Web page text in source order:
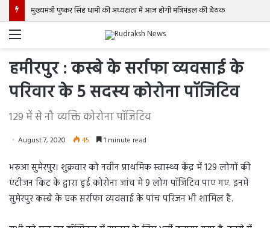
मुख्यमंत्री पुष्कर सिंह धामी की अध्यक्षता में आज होगी मंत्रिमंडल की बैठक
Menu
हमीरपुर : कस्बे के सर्राफा व्यवसाई के
परिवार के 5 सदस्य कोरोना पॉजिटिव
129 में से नौ व्यक्ति कोरोना पॉजिटिव
August 7, 2020 45 1 minute read
भरुआ सुमेरपुर। शुक्रवार को नवीन प्राथमिक स्वास्थ्य केंद्र में 129 लोगों की
एंटीजन किट के द्वारा हुई कोरोना जांच मे 9 लोग पॉजिटिव पाए गए. इनमें
सुमेरपुर कस्बे के एक सर्राफा व्यवसाई के पांच परिजन भी शामिल हैं.